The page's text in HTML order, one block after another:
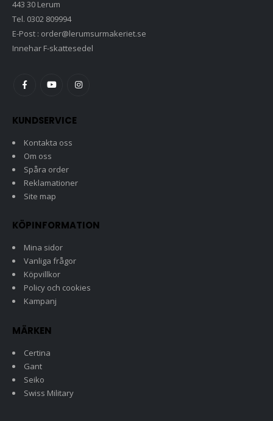
443 30 Lerum
Tel. 0302 809994
E-Post : order@lerumsurmakeriet.se
Innehar F-skattesedel
KUNDSERVICE
Kontakta oss
Om oss
Spåra order
Reklamationer
Site map
KÖPINFORMATION
Mina sidor
Vanliga frågor
Köpvillkor
Policy och cookies
Kampanj
MÄRKEN
Certina
Gant
Seiko
Swiss Military